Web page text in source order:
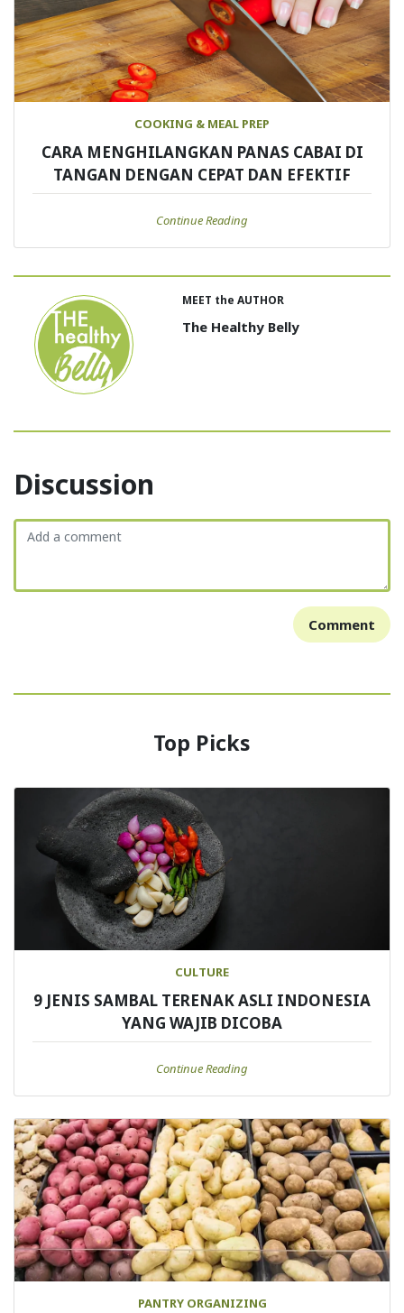
COOKING & MEAL PREP
CARA MENGHILANGKAN PANAS CABAI DI
TANGAN DENGAN CEPAT DAN EFEKTIF
Continue Reading
MEET the AUTHOR
The Healthy Belly
Discussion
Comment
Top Picks
CULTURE
9 JENIS SAMBAL TERENAK ASLI INDONESIA
YANG WAJIB DICOBA
Continue Reading
PANTRY ORGANIZING